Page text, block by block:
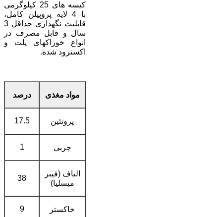
کيسه­ های 25 کيلوگرمی
با 4 لايه پروپيلن کامل،
قابليت نگهداری حداقل 3
سال و قابل مصرف در
انواع خوراک­های پلت و
اکسترود شده.
مواد مغذی درصد
پروتئين 17.5
چربی 1
الياف (فيبر
ميسليا)
38
خاکستر 9